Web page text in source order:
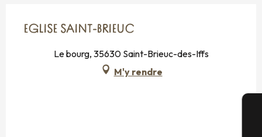
EGLISE SAINT-BRIEUC
Le bourg, 35630 Saint-Brieuc-des-Iffs
M'y rendre